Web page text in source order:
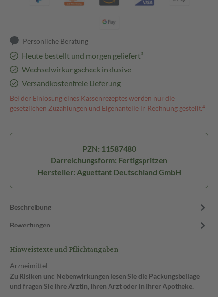
Persönliche Beratung
Heute bestellt und morgen geliefert³
Wechselwirkungscheck inklusive
Versandkostenfreie Lieferung
Bei der Einlösung eines Kassenrezeptes werden nur die
gesetzlichen Zuzahlungen und Eigenanteile in Rechnung gestellt.⁴
PZN: 11587480
Darreichungsform: Fertigspritzen
Hersteller: Aguettant Deutschland GmbH
Beschreibung
Bewertungen
Hinweistexte und Pflichtangaben
Arzneimittel
Zu Risiken und Nebenwirkungen lesen Sie die Packungsbeilage
und fragen Sie Ihre Ärztin, Ihren Arzt oder in Ihrer Apotheke.